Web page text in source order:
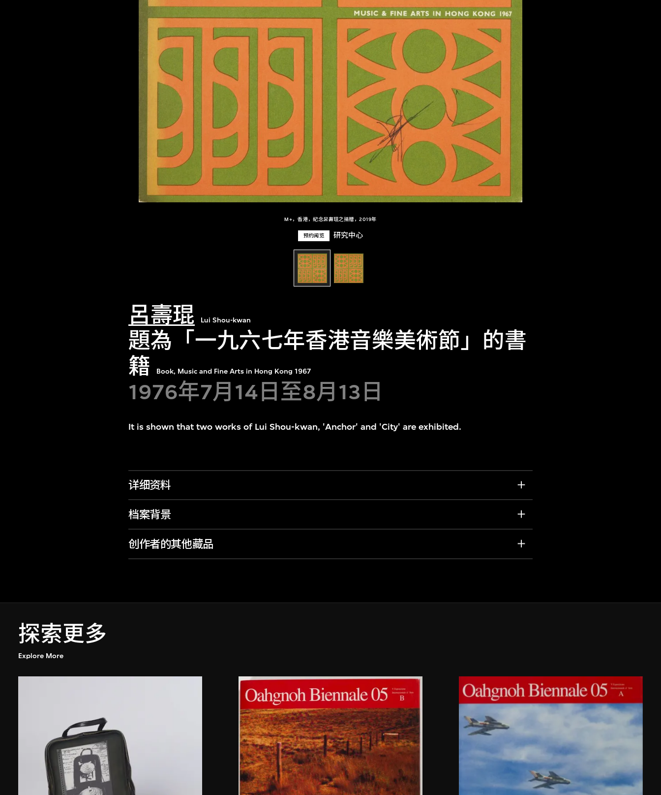
M+，香港，紀念呂壽琨之捐贈，2019年
预约阅览 研究中心
呂壽琨 Lui Shou-kwan
題為「一九六七年香港音樂美術節」的書
籍
Book, Music and Fine Arts in Hong Kong 1967
1976年7月14日至8月13日
It is shown that two works of Lui Shou-kwan, 'Anchor' and 'City' are exhibited.
详细资料
档案背景
创作者的其他藏品
探索更多
Explore More